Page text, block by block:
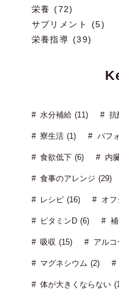
栄養 (72)
サプリメント (5)
栄養指導 (39)
水分補給 (11) 抗
寮生活 (1) パフ
食欲低下 (6) 内
食事のアレンジ (29)
レシピ (16) オ
ビタミンD (6)
吸収 (15) アル
マグネシウム (2)
体が大きくならない